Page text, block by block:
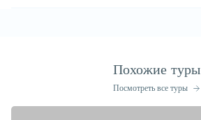
Похожие туры
Посмотреть все туры